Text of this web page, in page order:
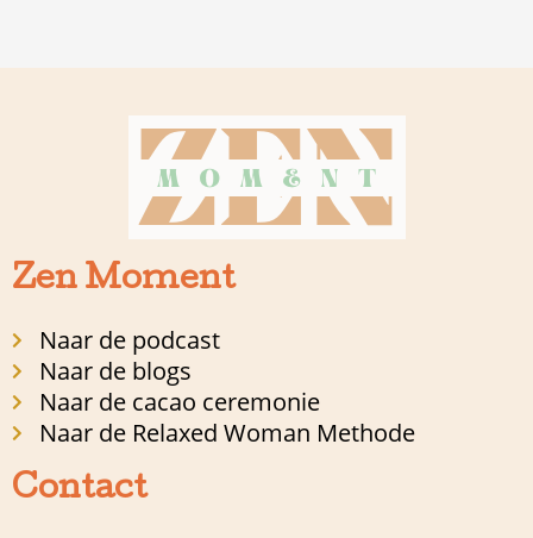
Zen Moment
Naar de podcast
Naar de blogs
Naar de cacao ceremonie
Naar de Relaxed Woman Methode
Contact